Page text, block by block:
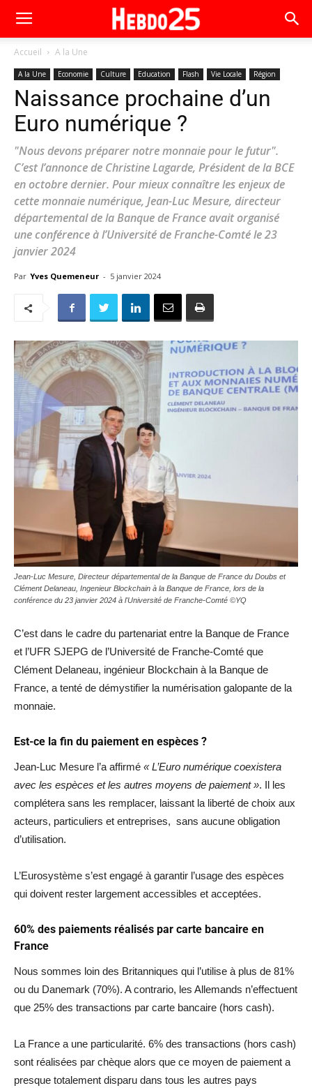
Accueil A la Une
A la Une Economie Culture Education Flash Vie Locale Région
Naissance prochaine d’un
Euro numérique ?
"Nous devons préparer notre monnaie pour le futur".
C’est l’annonce de Christine Lagarde, Président de la BCE
en octobre dernier. Pour mieux connaître les enjeux de
cette monnaie numérique, Jean-Luc Mesure, directeur
départemental de la Banque de France avait organisé
une conférence à l’Université de Franche-Comté le 23
janvier 2024
Par Yves Quemeneur - 5 janvier 2024
Jean-Luc Mesure, Directeur départemental de la Banque de France du Doubs et
Clément Delaneau, Ingenieur Blockchain à la Banque de France, lors de la
conférence du 23 janvier 2024 à l'Université de Franche-Comté ©YQ
C’est dans le cadre du partenariat entre la Banque de France
et l’UFR SJEPG de l’Université de Franche-Comté que
Clément Delaneau, ingénieur Blockchain à la Banque de
France, a tenté de démystifier la numérisation galopante de la
monnaie.
Est-ce la fin du paiement en espèces ?
Jean-Luc Mesure l’a affirmé « L’Euro numérique coexistera
avec les espèces et les autres moyens de paiement ». Il les
complétera sans les remplacer, laissant la liberté de choix aux
acteurs, particuliers et entreprises, sans aucune obligation
d’utilisation.
L’Eurosystème s’est engagé à garantir l’usage des espèces
qui doivent rester largement accessibles et acceptées.
60% des paiements réalisés par carte bancaire en
France
Nous sommes loin des Britanniques qui l’utilise à plus de 81%
ou du Danemark (70%). A contrario, les Allemands n’effectuent
que 25% des transactions par carte bancaire (hors cash).
La France a une particularité. 6% des transactions (hors cash)
sont réalisées par chèque alors que ce moyen de paiement a
presque totalement disparu dans tous les autres pays